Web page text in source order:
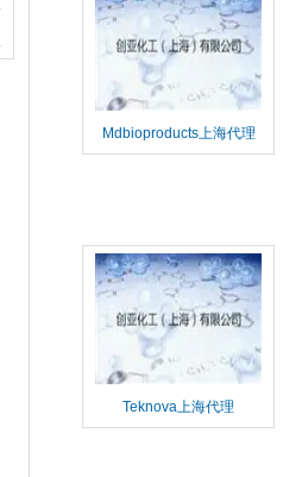
Mdbioproducts上海代理
Teknova上海代理